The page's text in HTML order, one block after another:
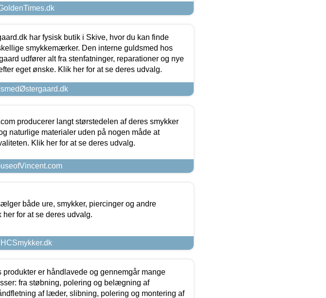
har fysisk butik i Skive, hvor du kan finde
smykkemærker. Den interne guldsmed hos
udfører alt fra stenfatninger, reparationer og nye
eget ønske. Klik her for at se deres udvalg.
producerer langt størstedelen af deres smykker
naturlige materialer uden på nogen måde at
Klik her for at se deres udvalg.
både ure, smykker, piercinger og andre
for at se deres udvalg.
produkter er håndlavede og gennemgår mange
fra støbning, polering og belægning af
af læder, slibning, polering og montering af